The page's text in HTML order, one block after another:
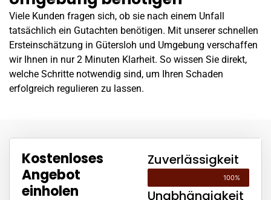
Viele Kunden fragen sich, ob sie nach einem Unfall
tatsächlich ein Gutachten benötigen. Mit unserer schnellen
Ersteinschätzung in Gütersloh und Umgebung verschaffen
wir Ihnen in nur 2 Minuten Klarheit. So wissen Sie direkt,
welche Schritte notwendig sind, um Ihren Schaden
erfolgreich regulieren zu lassen.
Zuverlässigkeit
100%
Unabhängigkeit
Kostenloses
Angebot
einholen